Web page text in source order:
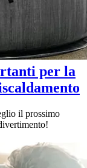
per la
il prossimo